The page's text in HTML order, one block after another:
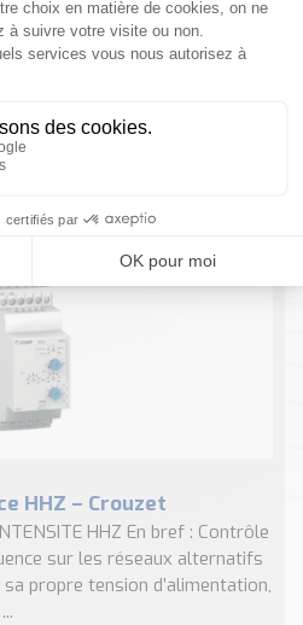
pour les brasseries et micro-
HHZ – Crouzet
HHZ En bref : Contrôle
sur les réseaux alternatifs
propre tension d’alimentation,